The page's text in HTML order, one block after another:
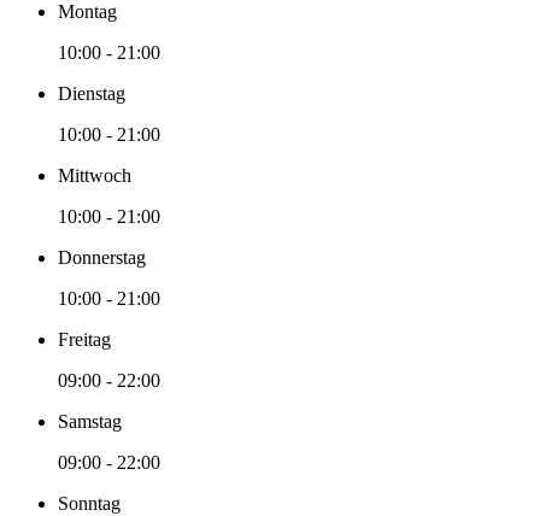
Montag
10:00 - 21:00
Dienstag
10:00 - 21:00
Mittwoch
10:00 - 21:00
Donnerstag
10:00 - 21:00
Freitag
09:00 - 22:00
Samstag
09:00 - 22:00
Sonntag